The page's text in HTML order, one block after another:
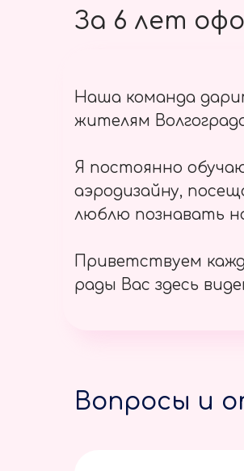
За 6 лет
Наша команда
жителям
Я постоянно
аэродизайну,
люблю познавать
Приветствуем
рады Вас здесь
Вопросы и